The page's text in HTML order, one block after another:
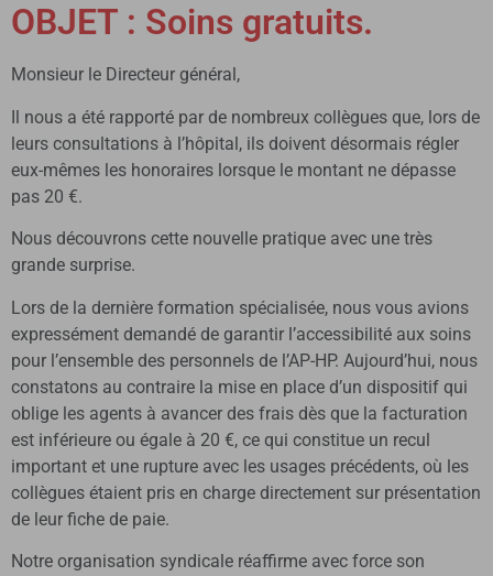
OBJET : Soins gratuits.
Monsieur le Directeur général,
Il nous a été rapporté par de nombreux collègues que, lors de
leurs consultations à l’hôpital, ils doivent désormais régler
eux-mêmes les honoraires lorsque le montant ne dépasse
pas 20 €.
Nous découvrons cette nouvelle pratique avec une très
grande surprise.
Lors de la dernière formation spécialisée, nous vous avions
expressément demandé de garantir l’accessibilité aux soins
pour l’ensemble des personnels de l’AP-HP. Aujourd’hui, nous
constatons au contraire la mise en place d’un dispositif qui
oblige les agents à avancer des frais dès que la facturation
est inférieure ou égale à 20 €, ce qui constitue un recul
important et une rupture avec les usages précédents, où les
collègues étaient pris en charge directement sur présentation
de leur fiche de paie.
Notre organisation syndicale réaffirme avec force son